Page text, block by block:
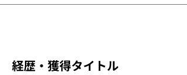
経歴・獲得タイトル